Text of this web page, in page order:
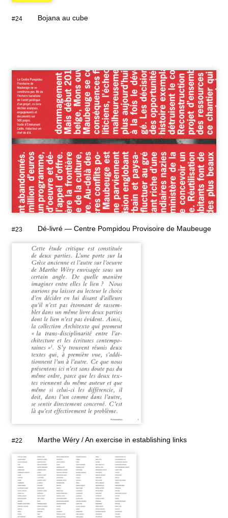
#24 Bojana au cube
#23 Dé-livré — Centre Pompidou Provisoire de Maubeuge
#22 Marthe Wéry / An exercise in establishing links